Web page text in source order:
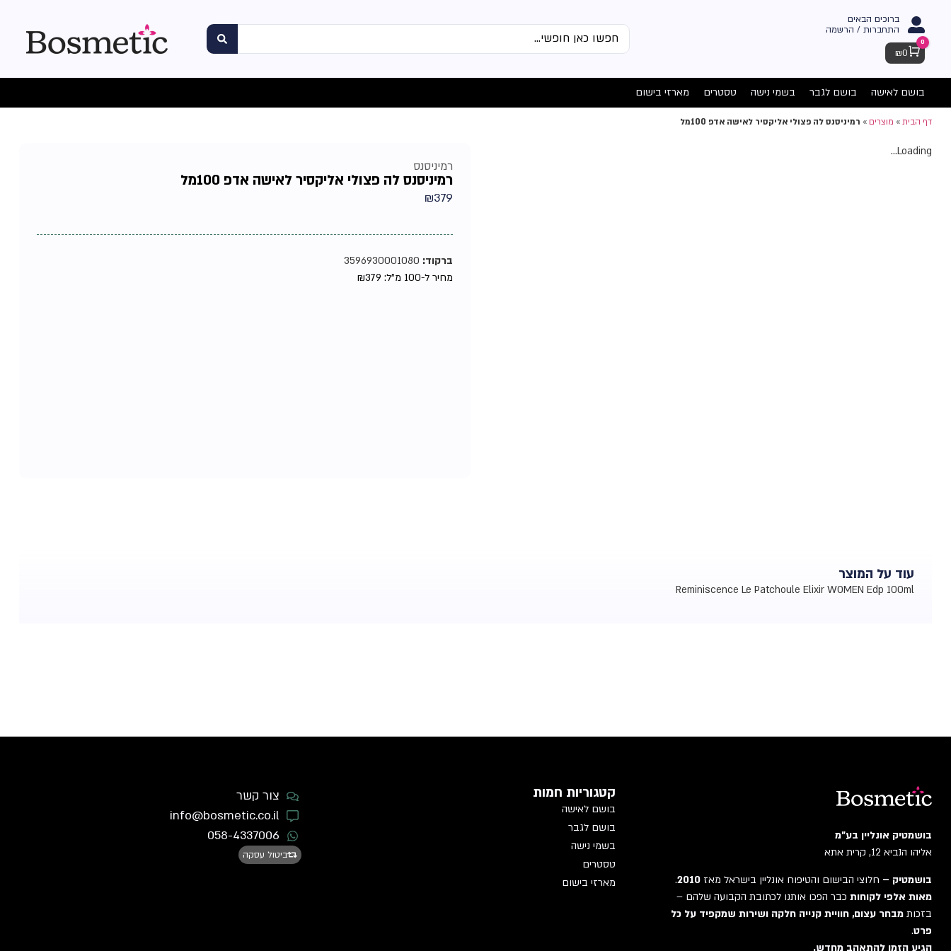
ברוכים הבאים
התחברות / הרשמה
Cart
0
₪0
בושם לאישה בושם לגבר בשמי נישה טסטרים מארזי בישום
דף הבית» מוצרים» רמיניסנס לה פצולי אליקסיר לאישה אדפ 100מל
Loading...
רמיניסנס
רמיניסנס לה פצולי אליקסיר לאישה אדפ 100מל
₪379
ברקוד:
מחיר ל-100 מ"ל:
₪379
עוד על המוצר
Reminiscence Le Patchoule Elixir WOMEN Edp 100ml
בושמטיק אונליין בע"מ
אליהו הנביא 12, קרית אתא
בושמטיק – חלוצי הבישום והטיפוח אונליין בישראל מאז 2010
.
מאות אלפי לקוחות כבר הפכו אותנו לכתובת הקבועה שלהם –
בזכות מבחר עצום, חוויית קנייה חלקה ושירות שמקפיד על כל
פרט.
הגיע הזמן להתאהב מחדש.
קטגוריות חמות
בושם לאישה
בושם לגבר
בשמי נישה
טסטרים
מארזי בישום
צור קשר
info@bosmetic.co.il
058-4337006
ביטול עסקה